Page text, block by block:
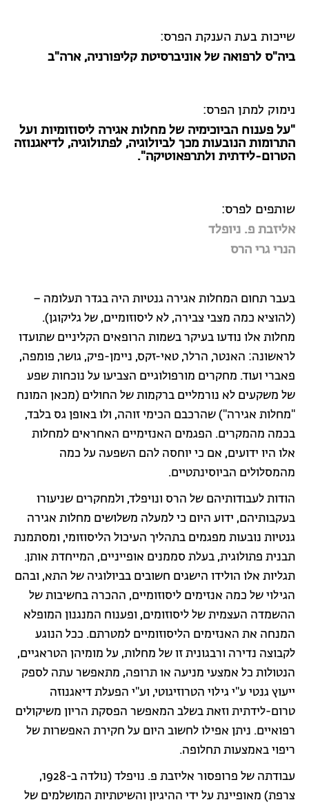
שייכות בעת הענקת הפרס:
ביה"ס לרפואה של אוניברסיטת קליפורניה, ארה"ב
נימוק למתן הפרס:
"על פענוח הביוכימיה של מחלות אגירה ליסוזומיות ועל
התרומות הנובעות מכך לביולוגיה, לפתולוגיה, לדיאגנוזה
הטרום-לידתית ולתרפאוטיקה".
שותפים לפרס:
אליזבת פ. ניופלד
הנרי גרי הרס
בעבר תחום המחלות אגירה גנטיות היה בגדר תעלומה –
(להוציא כמה מצבי צבירה, לא ליסוזומיים, של גליקוגן).
מחלות אלו נודעו בעיקר בשמות הרופאים הקליניים שתועדו
לראשונה: האנטר, הרלר, טאי-זקס, ניימן-פיק, גושר, פומפה,
פאברי ועוד. מחקרים מורפולוגיים הצביעו על נוכחות שפע
של משקעים לא נורמליים ברקמות של החולים (מכאן המונח
"מחלות אגירה") שהרכבם הכימי זוהה, ולו באופן גס בלבד,
בכמה מהמקרים. הפגמים האנזימיים האחראים למחלות
אלו היו ידועים, אם כי יוחסה להם השפעה על כמה
מהמסלולים הביוסינתטיים.
הודות לעבודותיהם של הרס ונויפלד, ולמחקרים שניעורו
בעקבותיהם, ידוע היום כי למעלה משלושים מחלות אגירה
גנטיות נובעות מפגמים בתהליך העיכול הליסוזומי, ומסתמנת
תבנית פתולוגית, בעלת סממנים אופייניים, המייחדת אותן.
תגליות אלו הולידו הישגים חשובים בביולוגיה של התא, ובהם
הגילוי של כמה אנזימים ליסוזומיים, ההכרה בחשיבות של
ההשמדה העצמית של ליסוזומים, ופענוח המנגנון המופלא
המנחה את האנזימים הליסוזומיים למטרתם. ככל הנוגע
לקבוצה נדירה ורבגונית זו של מחלות, על מומיהן הטראגיים,
הנטולות כל אמצעי מניעה או תרופה, מתאפשר עתה לספק
ייעוץ גנטי ע"י גילוי הטרוזיגוטי, וע"י הפעלת דיאגנוזה
טרום-לידתית וזאת בשלב המאפשר הפסקת הריון משיקולים
רפואיים. ניתן אפילו לחשוב היום על חקירת האפשרות של
ריפוי באמצעות תחלופה.
עבודתה של פרופסור אליזבת פ. נויפלד (נולדה ב-1928,
צרפת) מאופיינת על ידי ההיגיון והשיטתיות המושלמים של